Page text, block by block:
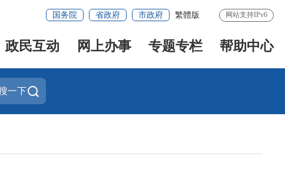
国务院 省政府 市政府 繁體版 网站支持IPv6
政民互动 网上办事 专题专栏 帮助中心
一下